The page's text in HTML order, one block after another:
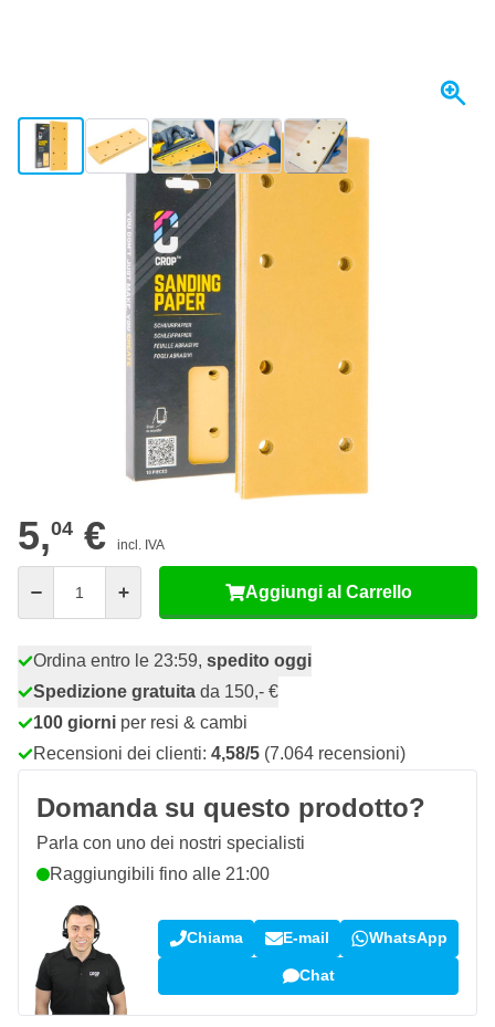
View larger imageView larger imageView larger imageView larger imageView larger image
+13
CROP GoldX Strisce abrasive grana 100 - 70x198mm - 10 pezzi
Scegli un numero
5,04 € incl. IVA
Aggiungi al Carrello
Ordina entro le 23:59, spedito oggi
Spedizione gratuita da 150,- €
100 giorni per resi & cambi
Recensioni dei clienti: 4,58/5 (7.064 recensioni)
Domanda su questo prodotto?
Parla con uno dei nostri specialisti
Raggiungibili fino alle 21:00
Chiama E-mail WhatsApp
Chat